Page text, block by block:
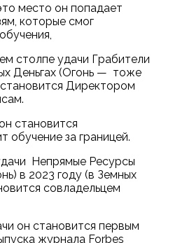
место он попадает
которые смог
столпе удачи Грабители
Деньгах (Огонь — тоже
Директором
становится
обучение за границей.
Непрямые Ресурсы
в 2023 году (в Земных
совладельцем
он становится первым
журнала Forbes